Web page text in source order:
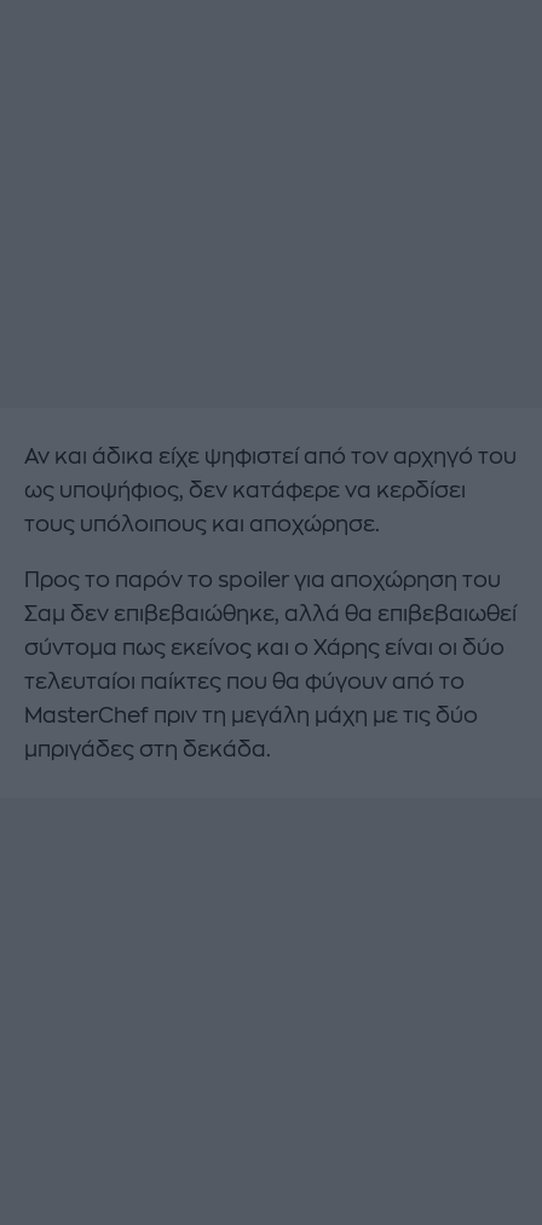
Αν και άδικα είχε ψηφιστεί από τον αρχηγό του
ως υποψήφιος, δεν κατάφερε να κερδίσει
τους υπόλοιπους και αποχώρησε.
Προς το παρόν το spoiler για αποχώρηση του
Σαμ δεν επιβεβαιώθηκε, αλλά θα επιβεβαιωθεί
σύντομα πως εκείνος και ο Χάρης είναι οι δύο
τελευταίοι παίκτες που θα φύγουν από το
MasterChef πριν τη μεγάλη μάχη με τις δύο
μπριγάδες στη δεκάδα.